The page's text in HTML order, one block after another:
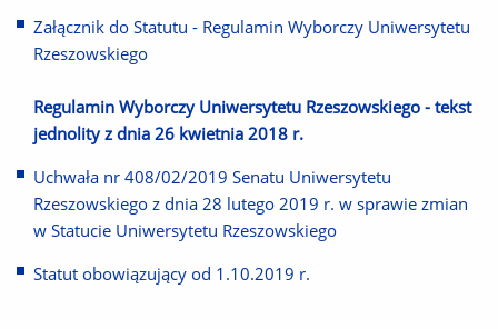
Załącznik do Statutu - Regulamin Wyborczy Uniwersytetu
Rzeszowskiego
Regulamin Wyborczy Uniwersytetu Rzeszowskiego - tekst
jednolity z dnia 26 kwietnia 2018 r.
Uchwała nr 408/02/2019 Senatu Uniwersytetu
Rzeszowskiego z dnia 28 lutego 2019 r. w sprawie zmian
w Statucie Uniwersytetu Rzeszowskiego
Statut obowiązujący od 1.10.2019 r.